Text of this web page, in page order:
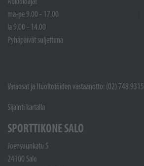
ma-pe 9.00 - 17.00
la 9.00 - 14.00
Pyhäpäivät suljettuna
Varaosat ja Huoltotöiden vastaanotto: (02) 748 9315
Sijainti kartalla
SPORTTIKONE SALO
Joensuunkatu 5
24100 Salo